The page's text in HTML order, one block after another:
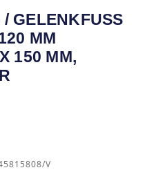
TE
ED
MM, BO
V